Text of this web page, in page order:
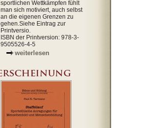
sportlichen Wettkämpfen fühlt
man sich motiviert, auch selbst
an die eigenen Grenzen zu
gehen.Siehe Eintrag zur
Printversio.
ISBN der Printversion: 978-3-
9505526-4-5
weiterlesen